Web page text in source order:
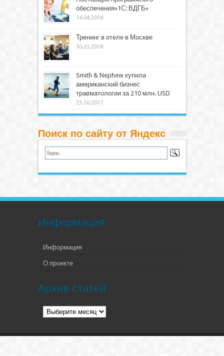
обеспечения»1С: ВДГБ»
14.04.2018
Тренинг в отеле в Москве
30.03.2018
Smith & Nephew купила
американский бизнес
травматологии за 210 млн. USD
23.10.2017
Поиск по сайту от Яндекс
Информация
Информация
О проекте
Архив статей
Архив
статей